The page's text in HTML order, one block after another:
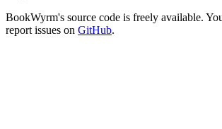
BookWyrm's source code is freely available.
report issues on GitHub.